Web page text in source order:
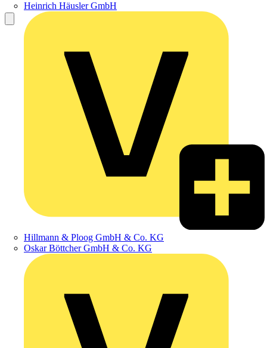
Heinrich Häusler GmbH
Hillmann & Ploog GmbH & Co. KG
Oskar Böttcher GmbH & Co. KG